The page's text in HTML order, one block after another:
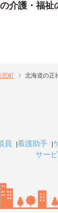
介護・福祉
尻町 北海道の正
員 看護助手
サー